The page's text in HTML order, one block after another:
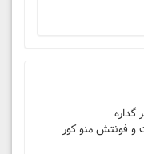
گداره
و فونتش منو کور